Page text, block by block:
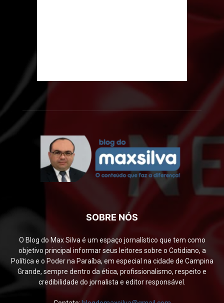
SOBRE NÓS
O Blog do Max Silva é um espaço jornalístico que tem como
objetivo principal informar seus leitores sobre o Cotidiano, a
Política e o Poder na Paraíba, em especial na cidade de Campina
Grande, sempre dentro da ética, profissionalismo, respeito e
credibilidade do jornalista e editor responsável.